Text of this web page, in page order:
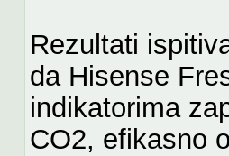
Rezultati
da Hisense
indikatorima
CO2, efikasno